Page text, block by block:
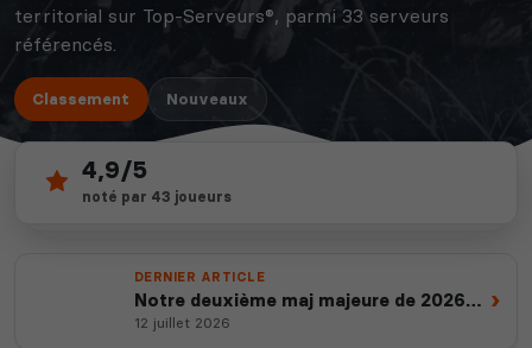
territorial sur Top-Serveurs®, parmi 33 serveurs
référencés.
Classement Nouveaux
33
serveurs actifs
depuis 2012
4,9/5
noté par 43 joueurs
DERNIER ARTICLE
Notre deuxième maj majeure de 2026
est en ligne
12 juillet 2026
›